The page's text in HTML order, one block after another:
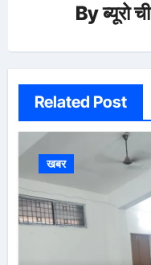
Byब्यूरो
Related Post
खबर